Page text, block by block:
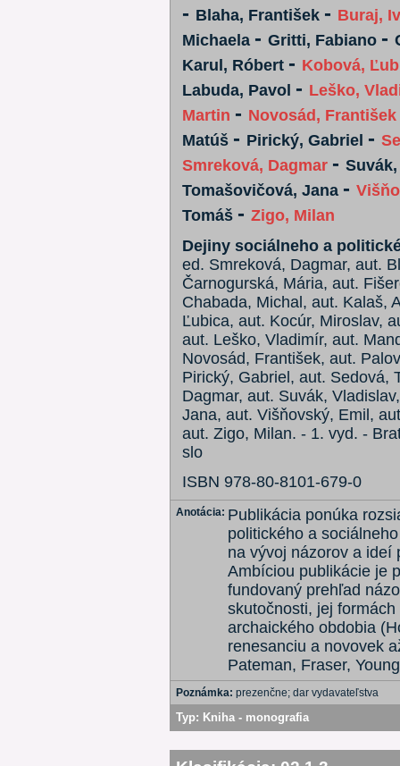
- Blaha, František - Buraj,
Michaela - Gritti, Fabiano -
Karul, Róbert - Kobová,
Labuda, Pavol - Leško,
Martin - Novosád, František
Matúš - Pirický, Gabriel -
Smreková, Dagmar -
Tomašovičová, Jana -
Tomáš - Zigo, Milan
Dejiny sociálneho a
ed. Smreková, Dagmar, aut.
Čarnogurská, Mária, aut.
Chabada, Michal, aut. Kalaš,
Ľubica, aut. Kocúr, Miroslav,
aut. Leško, Vladimír, aut.
Novosád, František, aut.
Pirický, Gabriel, aut. Sedová,
Dagmar, aut. Suvák,
Jana, aut. Višňovský, Emil,
aut. Zigo, Milan. - 1. vyd. -
slo
ISBN 978-80-8101-679-0
Anotácia: Publikácia ponúka
politického a
na vývoj názorov a ideí
Ambíciou publikácie je
fundovaný prehľad
skutočnosti, jej
archaického obdobia
renesanciu a novovek
Pateman, Fraser,
Poznámka: prezenčne; dar vydavateľstva
Typ: Kniha - monografia